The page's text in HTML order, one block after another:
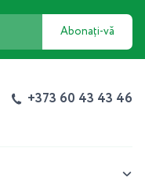
Abonați-vă
+373 60 43 43 46